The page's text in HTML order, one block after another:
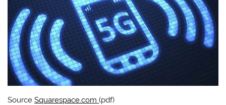
SourceSquarespace.com(pdf)